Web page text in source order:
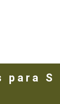
p a r a S